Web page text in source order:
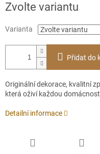
cena:
Zvolte variantu
Varianta
Přidat do
Originální dekorace, kvalitní
která oživí každou
Detailní informace